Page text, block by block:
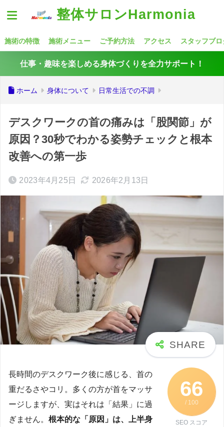
整体サロンHarmonia
施術の特徴 施術メニュー ご予約方法 アクセス スタッフブロ
仕事・趣味を楽しめる身体づくりを全力サポート！
ホーム 身体について 日常生活での不調
デスクワークの首の痛みは「股関節」が
原因？30秒でわかる姿勢チェックと根本
改善への第一歩
2023年4月25日 2026年2月13日
66
/ 100
SEO スコア
長時間のデスクワーク後に感じる、首の
重だるさやコリ。多くの方が首をマッサ
ージしますが、実はそれは「結果」に過
ぎません。 根本的な「原因」は、上半身